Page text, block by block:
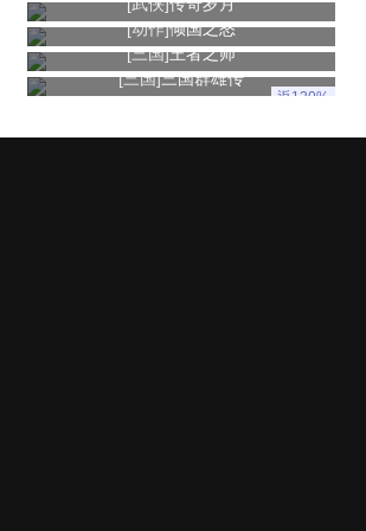
[动作]倾国之怒
[三国]王者之师
[三国]三国群雄传
返120%